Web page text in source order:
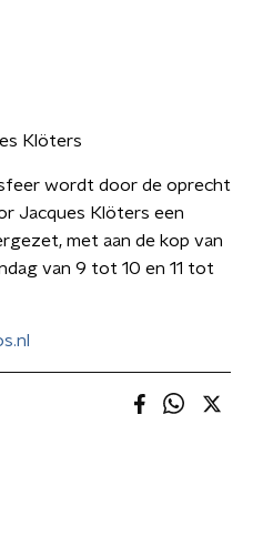
Klöters
wordt door de oprecht
Jacques Klöters een
met aan de kop van
van 9 tot 10 en 11 tot